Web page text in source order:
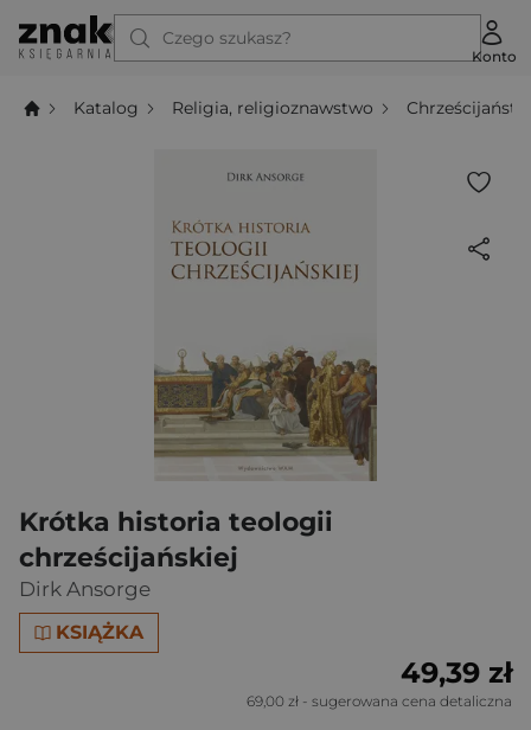
Czego szukasz?
Konto
Katalog Religia, religioznawstwo
Krótka historia teologii
chrześcijańskiej
Dirk Ansorge
KSIĄŻKA
49,39 zł
69,00 zł - sugerowana cena detaliczna